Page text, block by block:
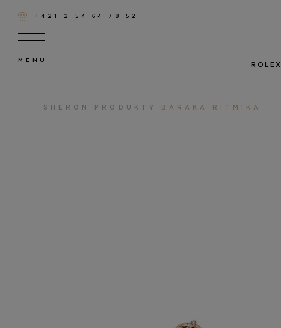
+421 2 54 64 78 52
ROLEX
SHERON PRODUKTY BARAKA RITMIKA